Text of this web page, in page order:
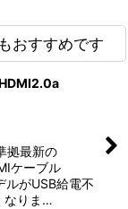
おすすめです
拠最新の
ケーブル
ルがUSB給電不
なりま…